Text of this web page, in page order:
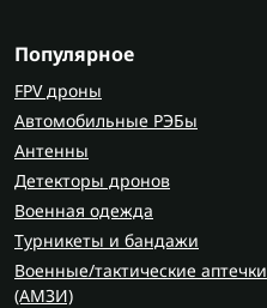
Популярное
FPV дроны
Автомобильные РЭБы
Антенны
Детекторы дронов
Военная одежда
Турникеты и бандажи
Военные/тактические аптечки
(AMЗИ)